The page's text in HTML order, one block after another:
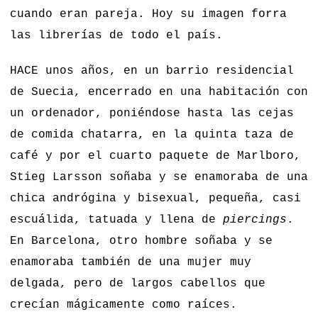
cuando eran pareja. Hoy su imagen forra
las librerías de todo el país.
HACE unos años, en un barrio residencial
de Suecia, encerrado en una habitación con
un ordenador, poniéndose hasta las cejas
de comida chatarra, en la quinta taza de
café y por el cuarto paquete de Marlboro,
Stieg Larsson soñaba y se enamoraba de una
chica andrógina y bisexual, pequeña, casi
escuálida, tatuada y llena de piercings .
En Barcelona, otro hombre soñaba y se
enamoraba también de una mujer muy
delgada, pero de largos cabellos que
crecían mágicamente como raíces.